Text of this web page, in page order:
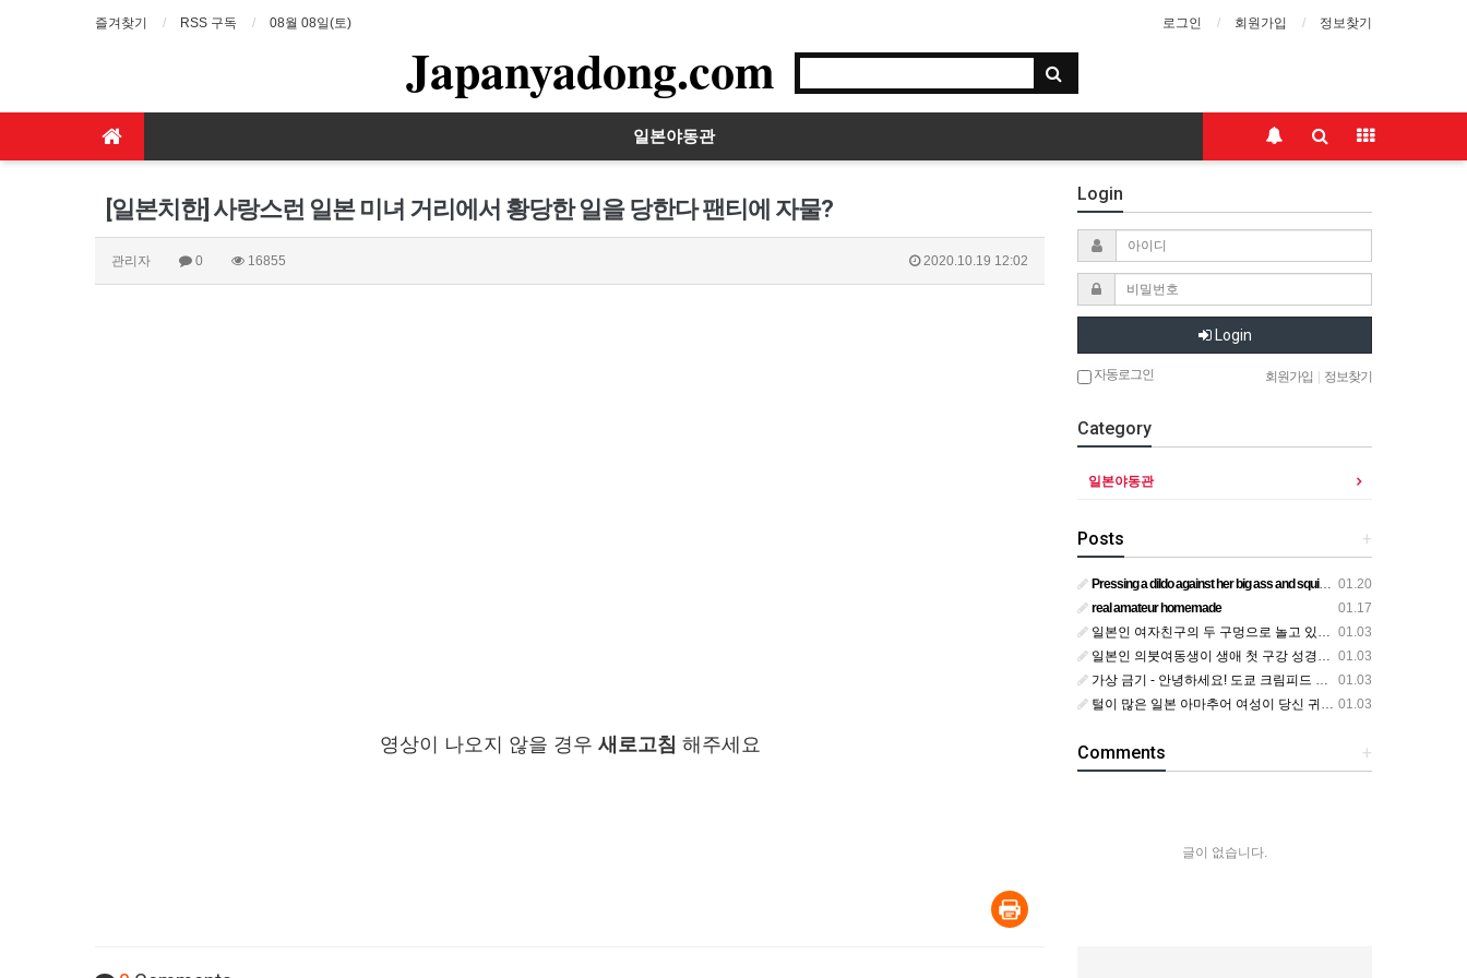
즐겨찾기 RSS 구독 08월 08일(토) 로그인 회원가입 정보찾기
Japanyadong.com
일본야동관
[일본치한] 사랑스런 일본 미녀 거리에서 황당한 일을 당한다 팬티에 자물?
관리자 0 16855 2020.10.19 12:02
영상이 나오지 않을 경우 새로고침 해주세요
Login
Login
자동로그인 회원가입 정보찾기
Category
일본야동관
+
Posts
01.20
Pressing a dildo against her big ass and squirting from below
01.17
real amateur homemade
01.03
일본인 여자친구의 두 구멍으로 놀고 있어요
01.03
일본인 의붓여동생이 생애 첫 구강 성경험을 공개하다
01.03
가상 금기 - 안녕하세요! 도쿄 크림피드 시엘에서
01.03
털이 많은 일본 아마추어 여성이 당신 귀에 대고 신음하며 자위합니다. 그녀가 오르가즘에 도달하는 모습을 보세요?
+
Comments
글이 없습니다.